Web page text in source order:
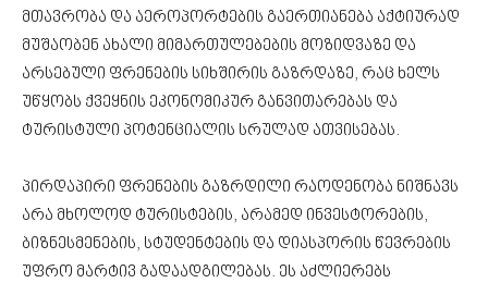
მთავრობა და აეროპორტების გაერთიანება აქტიურად
მუშაობენ ახალი მიმართულებების მოზიდვაზე და
არსებული ფრენების სიხშირის გაზრდაზე, რაც ხელს
უწყობს ქვეყნის ეკონომიკურ განვითარებას და
ტურისტული პოტენციალის სრულად ათვისებას.
პირდაპირი ფრენების გაზრდილი რაოდენობა ნიშნავს
არა მხოლოდ ტურისტების, არამედ ინვესტორების,
ბიზნესმენების, სტუდენტების და დიასპორის წევრების
უფრო მარტივ გადაადგილებას. ეს აძლიერებს